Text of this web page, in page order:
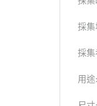
採集
採集
用